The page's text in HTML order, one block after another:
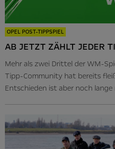
OPEL POST-TIPPSPIEL
AB JETZT ZÄHLT JEDER
Mehr als zwei Drittel der WM-
Tipp-Community hat bereits
Entschieden ist aber noch lange